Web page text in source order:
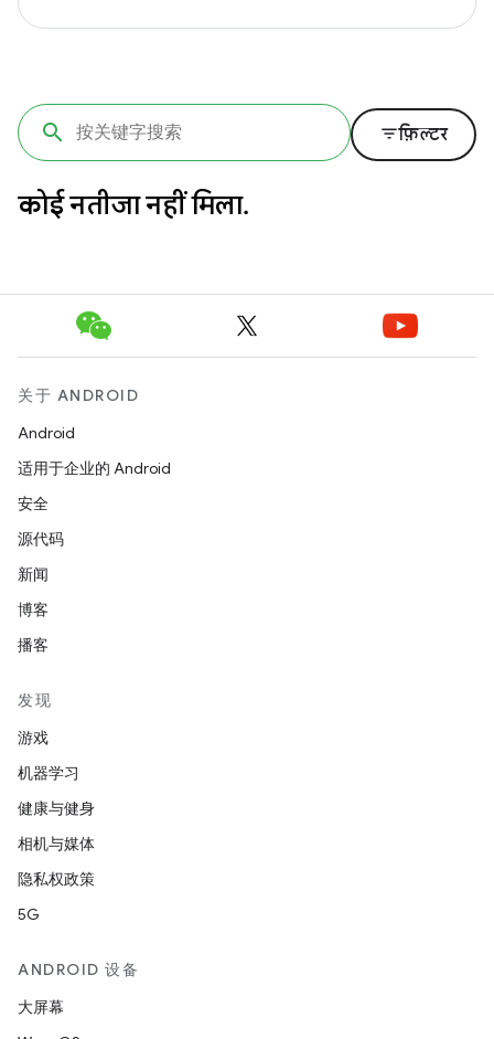
filter_listफ़िल्टर
कोई नतीजा नहीं मिला.
关于 ANDROID
Android
适用于企业的 Android
安全
源代码
新闻
博客
播客
发现
游戏
机器学习
健康与健身
相机与媒体
隐私权政策
5G
ANDROID 设备
大屏幕